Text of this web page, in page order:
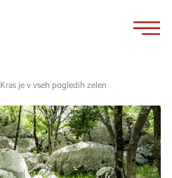
Kras je v vseh pogledih zelen